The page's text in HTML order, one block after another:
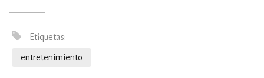
Etiquetas:
entretenimiento